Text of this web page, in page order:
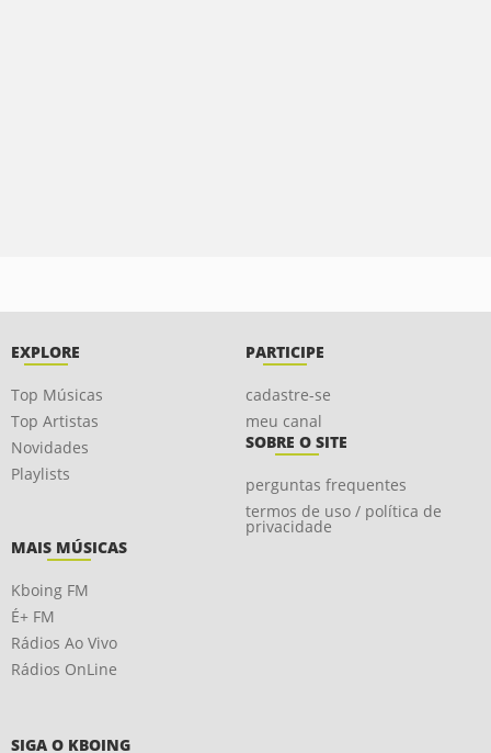
EXPLORE
Top Músicas
Top Artistas
Novidades
Playlists
PARTICIPE
cadastre-se
meu canal
SOBRE O SITE
perguntas frequentes
termos de uso / política de
privacidade
MAIS MÚSICAS
Kboing FM
É+ FM
Rádios Ao Vivo
Rádios OnLine
SIGA O KBOING